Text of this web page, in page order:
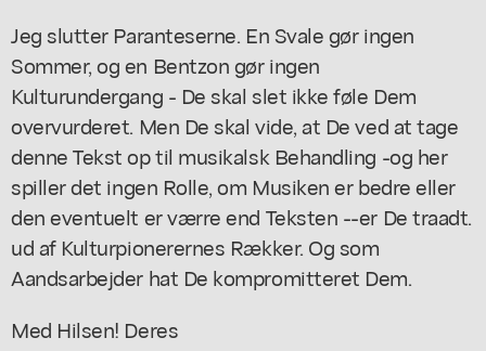
Jeg slutter Paranteserne. En Svale gør ingen
Sommer, og en Bentzon gør ingen
Kulturundergang - De skal slet ikke føle Dem
overvurderet. Men De skal vide, at De ved at tage
denne Tekst op til musikalsk Behandling -og her
spiller det ingen Rolle, om Musiken er bedre eller
den eventuelt er værre end Teksten --er De traadt.
ud af Kulturpionerernes Rækker. Og som
Aandsarbejder hat De kompromitteret Dem.
Med Hilsen! Deres